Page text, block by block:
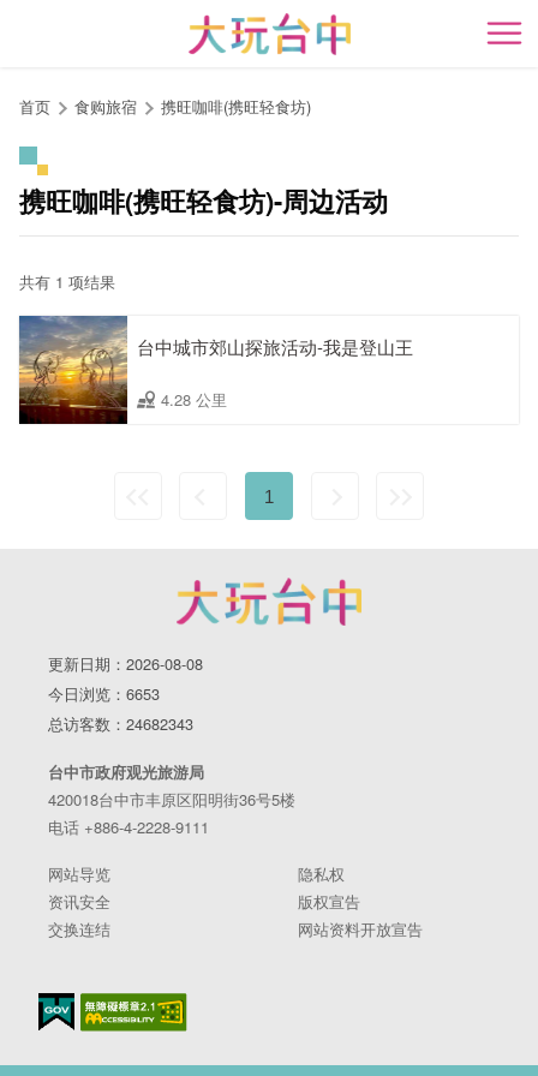
开
首页 食购旅宿 携旺咖啡(携旺轻食坊)
携旺咖啡(携旺轻食坊)-周边活动
共有 1 项结果
台中城市郊山探旅活动-我是登山王
4.28 公里
1
更新日期：2026-08-08
今日浏览：6653
总访客数：24682343
台中市政府观光旅游局
420018台中市丰原区阳明街36号5楼
电话 +886-4-2228-9111
网站导览
隐私权
资讯安全
版权宣告
交换连结
网站资料开放宣告